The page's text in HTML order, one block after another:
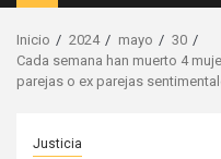
principal
Inicio 2024 mayo
30
Cada semana han muerto 4
parejas o ex parejas
Justicia